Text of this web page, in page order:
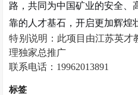
路，共同为中国矿业的安全、
靠的人才基石，开启更加辉煌
特别说明： 此项目由江苏英才
理独家总推广
联系电话：19962013891
标签